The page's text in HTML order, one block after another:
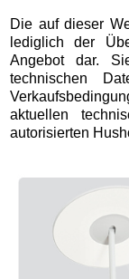
Die auf dieser
lediglich der
Angebot dar.
technischen
aktuellen
autorisierten